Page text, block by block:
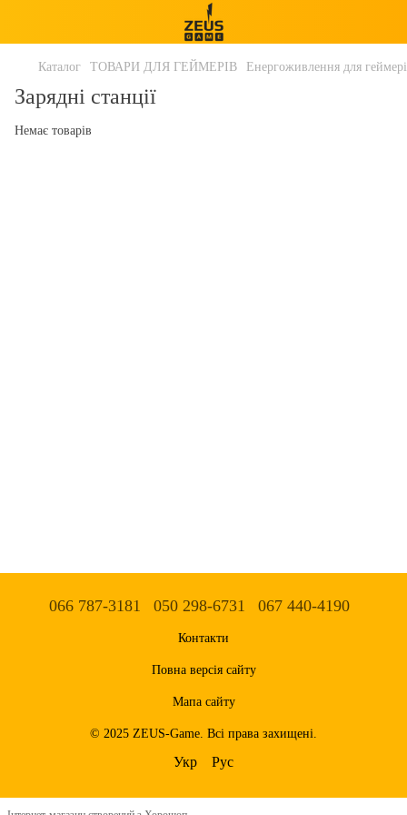
Каталог ТОВАРИ ДЛЯ ГЕЙМЕРІВ Енергоживлення для
Зарядні станції
Немає товарів
066 787-3181 050 298-6731 067 440-4190
Контакти
Повна версія сайту
Мапа сайту
© 2025 ZEUS-Game. Всі права захищені.
Укр Рус